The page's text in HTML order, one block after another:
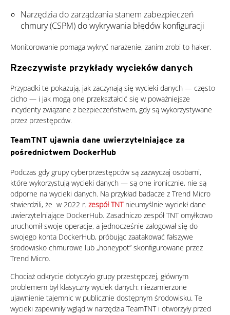
Narzędzia do zarządzania stanem zabezpieczeń
chmury (CSPM) do wykrywania błędów konfiguracji
Monitorowanie pomaga wykryć narażenie, zanim zrobi to haker.
Rzeczywiste przykłady wycieków danych
Przypadki te pokazują, jak zaczynają się wycieki danych — często
cicho — i jak mogą one przekształcić się w poważniejsze
incydenty związane z bezpieczeństwem, gdy są wykorzystywane
przez przestępców.
TeamTNT ujawnia dane uwierzytelniające za
pośrednictwem DockerHub
Podczas gdy grupy cyberprzestępców są zazwyczaj osobami,
które wykorzystują wycieki danych — są one ironicznie, nie są
odporne na wycieki danych. Na przykład badacze z Trend Micro
stwierdzili, że w 2022 r. zespół TNTnieumyślnie wyciekł dane
uwierzytelniające DockerHub. Zasadniczo zespół TNT omyłkowo
uruchomił swoje operacje, a jednocześnie zalogował się do
swojego konta DockerHub, próbując zaatakować fałszywe
środowisko chmurowe lub „honeypot” skonfigurowane przez
Trend Micro.
Chociaż odkrycie dotyczyło grupy przestępczej, głównym
problemem był klasyczny wyciek danych: niezamierzone
ujawnienie tajemnic w publicznie dostępnym środowisku. Te
wycieki zapewniły wgląd w narzędzia TeamTNT i otworzyły przed